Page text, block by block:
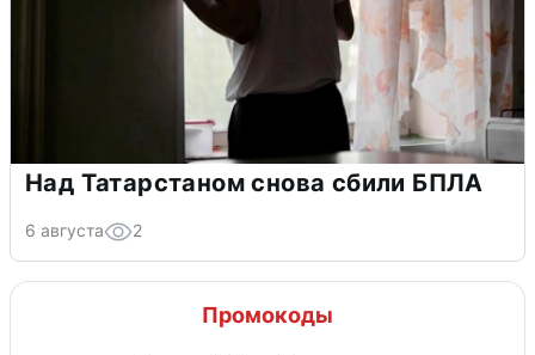
Над Татарстаном снова сбили БПЛА
6 августа 2
Промокоды